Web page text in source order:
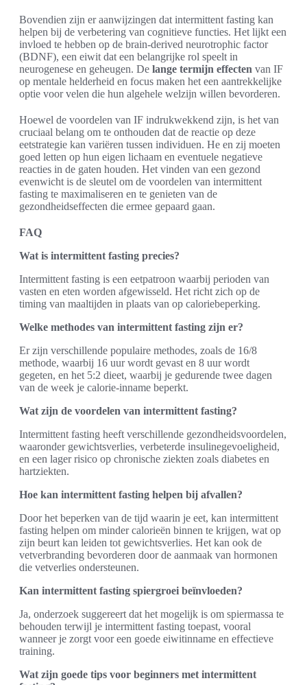
Bovendien zijn er aanwijzingen dat intermittent fasting kan
helpen bij de verbetering van cognitieve functies. Het lijkt een
invloed te hebben op de brain-derived neurotrophic factor
(BDNF), een eiwit dat een belangrijke rol speelt in
neurogenese en geheugen. De lange termijn effecten van IF
op mentale helderheid en focus maken het een aantrekkelijke
optie voor velen die hun algehele welzijn willen bevorderen.
Hoewel de voordelen van IF indrukwekkend zijn, is het van
cruciaal belang om te onthouden dat de reactie op deze
eetstrategie kan variëren tussen individuen. He en zij moeten
goed letten op hun eigen lichaam en eventuele negatieve
reacties in de gaten houden. Het vinden van een gezond
evenwicht is de sleutel om de voordelen van intermittent
fasting te maximaliseren en te genieten van de
gezondheidseffecten die ermee gepaard gaan.
FAQ
Wat is intermittent fasting precies?
Intermittent fasting is een eetpatroon waarbij perioden van
vasten en eten worden afgewisseld. Het richt zich op de
timing van maaltijden in plaats van op caloriebeperking.
Welke methodes van intermittent fasting zijn er?
Er zijn verschillende populaire methodes, zoals de 16/8
methode, waarbij 16 uur wordt gevast en 8 uur wordt
gegeten, en het 5:2 dieet, waarbij je gedurende twee dagen
van de week je calorie-inname beperkt.
Wat zijn de voordelen van intermittent fasting?
Intermittent fasting heeft verschillende gezondheidsvoordelen,
waaronder gewichtsverlies, verbeterde insulinegevoeligheid,
en een lager risico op chronische ziekten zoals diabetes en
hartziekten.
Hoe kan intermittent fasting helpen bij afvallen?
Door het beperken van de tijd waarin je eet, kan intermittent
fasting helpen om minder calorieën binnen te krijgen, wat op
zijn beurt kan leiden tot gewichtsverlies. Het kan ook de
vetverbranding bevorderen door de aanmaak van hormonen
die vetverlies ondersteunen.
Kan intermittent fasting spiergroei beïnvloeden?
Ja, onderzoek suggereert dat het mogelijk is om spiermassa te
behouden terwijl je intermittent fasting toepast, vooral
wanneer je zorgt voor een goede eiwitinname en effectieve
training.
Wat zijn goede tips voor beginners met intermittent